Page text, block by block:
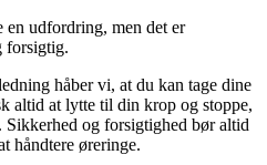
udfordring, men det er
forsigtig.
håber vi, at du kan tage dine
altid at lytte til din krop og stoppe,
Sikkerhed og forsigtighed bør altid
håndtere øreringe.